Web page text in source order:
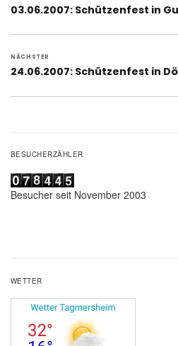
Vorheriger
03.06.2007: Schützenfest in
NÄCHSTER
Nächster
24.06.2007: Schützenfest in
BESUCHERZÄHLER
Besucher seit November 2003
WETTER